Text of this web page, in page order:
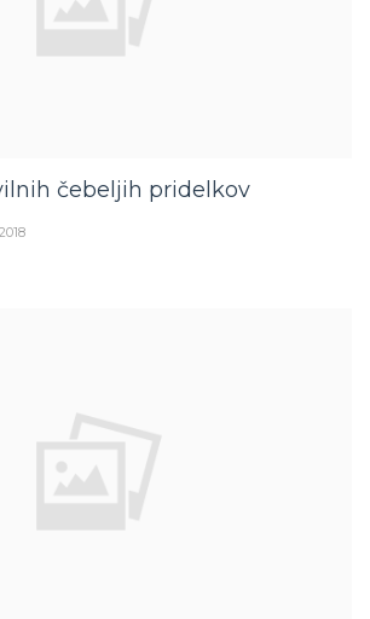
čebeljih pridelkov